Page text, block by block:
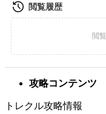
攻略コンテンツ
トレクル攻略情報